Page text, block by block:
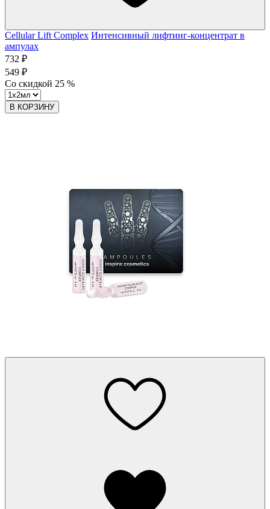
Cellular Lift Complex Интенсивный лифтинг-концентрат в
ампулах
732 ₽
549 ₽
Со скидкой 25 %
В КОРЗИНУ